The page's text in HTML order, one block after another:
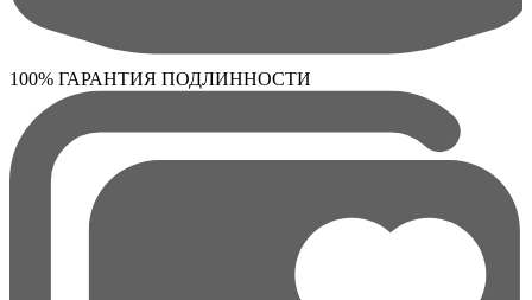
100% ГАРАНТИЯ ПОДЛИННОСТИ